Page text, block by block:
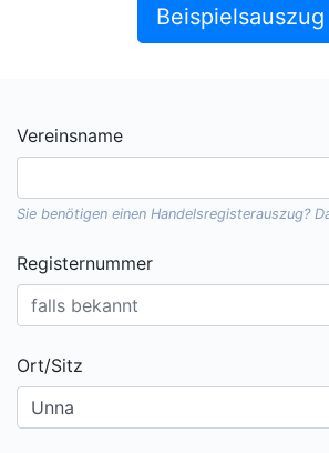
Beispielsauszug
Vereinsname
Sie benötigen einen Handelsregisterauszug?
Registernummer
Ort/Sitz